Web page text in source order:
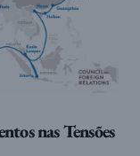
nas Tensões